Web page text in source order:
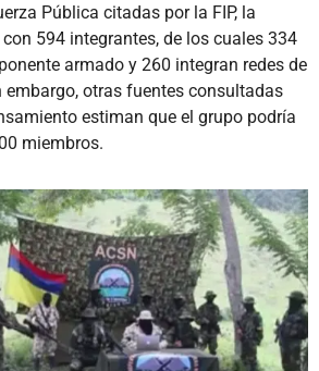
Pública citadas por la FIP, la
594 integrantes, de los cuales 334
armado y 260 integran redes de
otras fuentes consultadas
estiman que el grupo podría
miembros.